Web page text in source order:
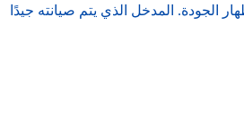
الجودة. المدخل الذي يتم صيانته جيدًا